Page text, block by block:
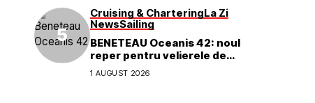
Cruising & CharteringLa Zi
NewsSailing
BENETEAU Oceanis 42: noul
reper pentru velierele de
croazieră de 40 de picioare
1 AUGUST 2026